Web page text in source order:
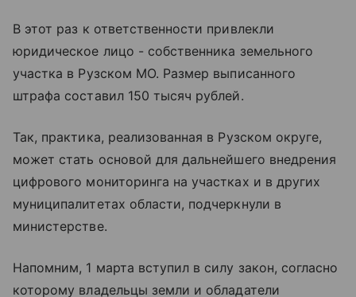
В этот раз к ответственности привлекли
юридическое лицо - собственника земельного
участка в Рузском МО. Размер выписанного
штрафа составил 150 тысяч рублей.
Так, практика, реализованная в Рузском округе,
может стать основой для дальнейшего внедрения
цифрового мониторинга на участках и в других
муниципалитетах области, подчеркнули в
министерстве.
Напомним, 1 марта вступил в силу закон, согласно
которому владельцы земли и обладатели